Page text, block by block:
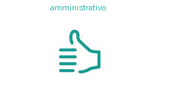
amministrativo